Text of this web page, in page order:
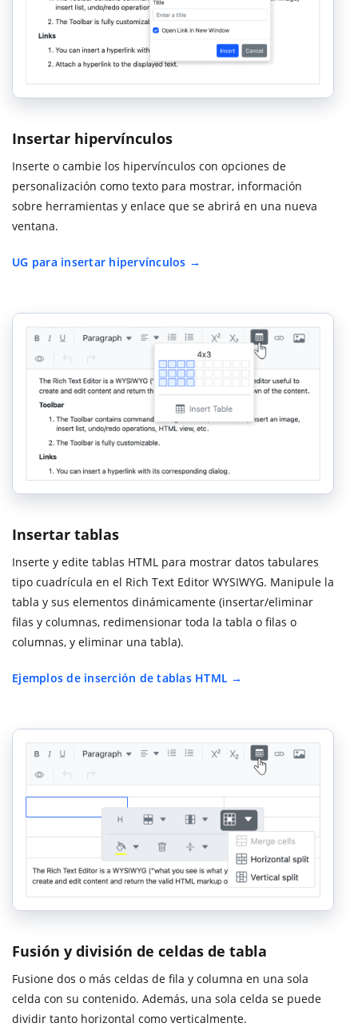
Insertar hipervínculos
Inserte o cambie los hipervínculos con opciones de
personalización como texto para mostrar, información
sobre herramientas y enlace que se abrirá en una nueva
ventana.
UG para insertar hipervínculos
Insertar tablas
Inserte y edite tablas HTML para mostrar datos tabulares
tipo cuadrícula en el Rich Text Editor WYSIWYG. Manipule la
tabla y sus elementos dinámicamente (insertar/eliminar
filas y columnas, redimensionar toda la tabla o filas o
columnas, y eliminar una tabla).
Ejemplos de inserción de tablas HTML
Fusión y división de celdas de tabla
Fusione dos o más celdas de fila y columna en una sola
celda con su contenido. Además, una sola celda se puede
dividir tanto horizontal como verticalmente.